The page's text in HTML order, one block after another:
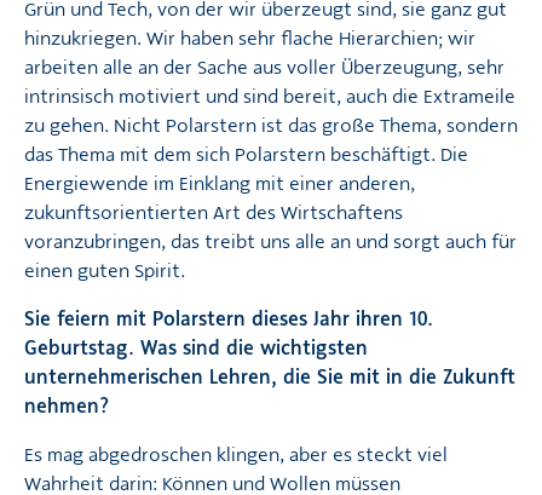
Grün und Tech, von der wir überzeugt sind, sie ganz gut
hinzukriegen. Wir haben sehr flache Hierarchien; wir
arbeiten alle an der Sache aus voller Überzeugung, sehr
intrinsisch motiviert und sind bereit, auch die Extrameile
zu gehen. Nicht Polarstern ist das große Thema, sondern
das Thema mit dem sich Polarstern beschäftigt. Die
Energiewende im Einklang mit einer anderen,
zukunftsorientierten Art des Wirtschaftens
voranzubringen, das treibt uns alle an und sorgt auch für
einen guten Spirit.
Sie feiern mit Polarstern dieses Jahr ihren 10.
Geburtstag. Was sind die wichtigsten
unternehmerischen Lehren, die Sie mit in die Zukunft
nehmen?
Es mag abgedroschen klingen, aber es steckt viel
Wahrheit darin: Können und Wollen müssen